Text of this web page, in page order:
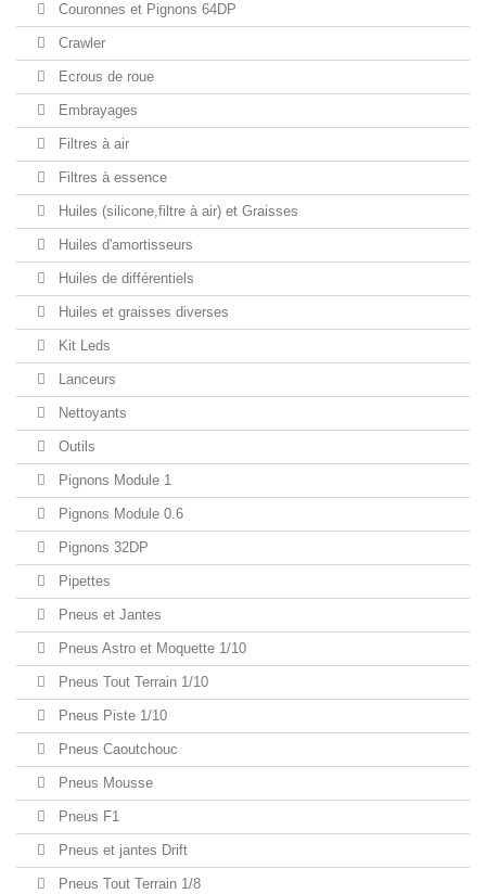
Couronnes et Pignons 64DP
Crawler
Ecrous de roue
Embrayages
Filtres à air
Filtres à essence
Huiles (silicone,filtre à air) et Graisses
Huiles d'amortisseurs
Huiles de différentiels
Huiles et graisses diverses
Kit Leds
Lanceurs
Nettoyants
Outils
Pignons Module 1
Pignons Module 0.6
Pignons 32DP
Pipettes
Pneus et Jantes
Pneus Astro et Moquette 1/10
Pneus Tout Terrain 1/10
Pneus Piste 1/10
Pneus Caoutchouc
Pneus Mousse
Pneus F1
Pneus et jantes Drift
Pneus Tout Terrain 1/8